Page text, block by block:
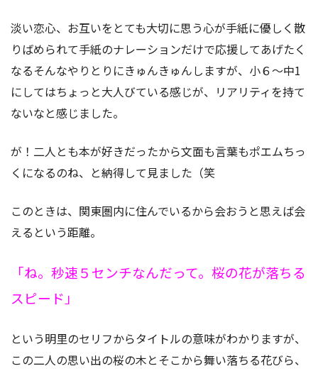
淡い恋心、お互いをとても大切に思う心が手紙に優しく散
りばめられて手紙のナレーションだけで応援してあげたく
なるそんなやりとりにきゅんきゅんしますが、小６〜中1
にしてはちょっと大人びている感じが、リアリティを持て
ないなと感じました。
が！二人とも本が好きだったから文面も言葉もポエムちっ
くになるのね、と納得して見ました（笑
このときは、関東圏内に住んでいるから会おうと思えば会
えるという距離。
「ね。秒速５センチなんだって。桜の花が落ちる
スピード」
という明里のセリフからタイトルの意味がわかりますが、
この二人の思い出の桜の木とそこから舞い落ちる花びら、